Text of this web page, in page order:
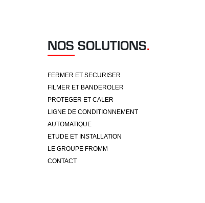
NOS SOLUTIONS.
FERMER ET SECURISER
FILMER ET BANDEROLER
PROTEGER ET CALER
LIGNE DE CONDITIONNEMENT
AUTOMATIQUE
ETUDE ET INSTALLATION
LE GROUPE FROMM
CONTACT